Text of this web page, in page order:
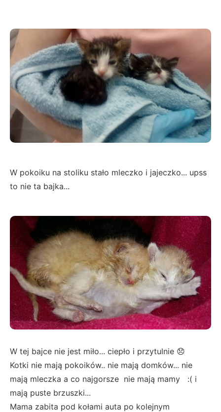
W pokoiku na stoliku stało mleczko i jajeczko... upss
to nie ta bajka...
W tej bajce nie jest miło... ciepło i przytulnie 😞
Kotki nie mają pokoików.. nie mają domków... nie
mają mleczka a co najgorsze nie mają mamy :( i
mają puste brzuszki...
Mama zabita pod kołami auta po kolejnym